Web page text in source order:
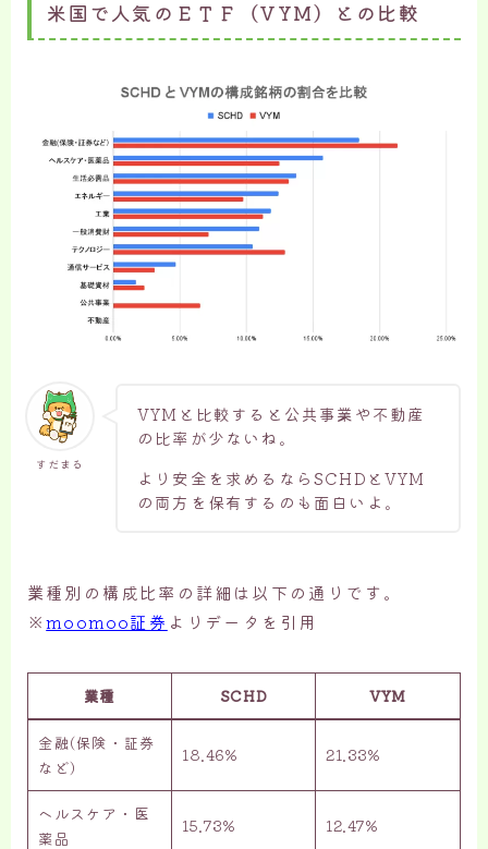
米国で人気のＥＴＦ（VYM）との比較
すだまる
VYMと比較すると公共事業や不動産
の比率が少ないね。
より安全を求めるならSCHDとVYM
の両方を保有するのも面白いよ。
業種別の構成比率の詳細は以下の通りです。
※moomoo証券 よりデータを引用
業種 SCHD VYM
金融(保険・証券
など）
18.46% 21.33%
ヘルスケア・医
薬品
15.73% 12.47%